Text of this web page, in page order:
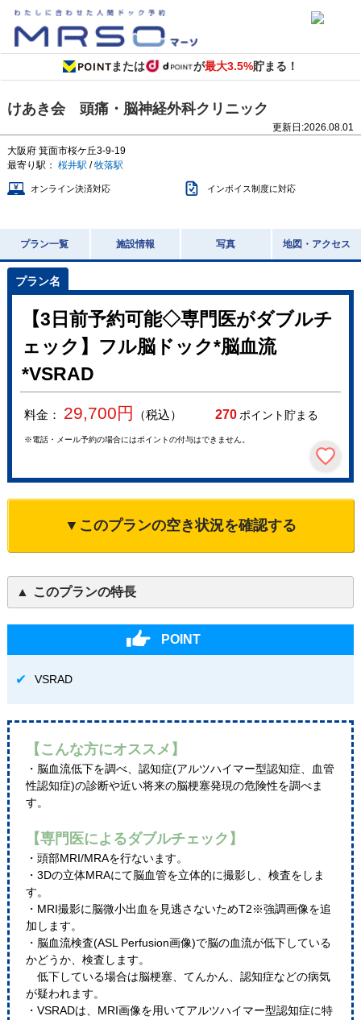
または が最大3.5%貯まる！
けあき会 頭痛・脳神経外科クリニック
更新日:2026.08.01
大阪府 箕面市桜ケ丘3-9-19
最寄り駅： 桜井駅 /牧落駅
オンライン決済対応 インボイス制度に対応
プラン一覧 施設情報 写真 地図・アクセス
【3日前予約可能◇専門医がダブルチ
ェック】フル脳ドック*脳血流
*VSRAD
料金： 29,700円 （税込） 270ポイント貯まる
※電話・メール予約の場合にはポイントの付与はできません。
▼このプランの空き状況を確認する
このプランの特長
POINT
VSRAD
【こんな方にオススメ】
・脳血流低下を調べ、認知症(アルツハイマー型認知症、血管
性認知症)の診断や近い将来の脳梗塞発現の危険性を調べま
す。
【専門医によるダブルチェック】
・頭部MRI/MRAを行ないます。
・3Dの立体MRAにて脳血管を立体的に撮影し、検査をしま
す。
・MRI撮影に脳微小出血を見逃さないためT2※強調画像を追
加します。
・脳血流検査(ASL Perfusion画像)で脳の血流が低下している
かどうか、検査します。
低下している場合は脳梗塞、てんかん、認知症などの病気
が疑われます。
・VSRADは、MRI画像を用いてアルツハイマー型認知症に特